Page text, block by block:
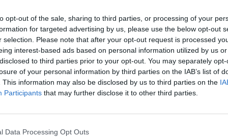
opt-out of the sale, sharing to third parties, or processing of your
for targeted advertising by us, please use the below opt-out
selection. Please note that after your opt-out request is processed
interest-based ads based on personal information utilized by us
to third parties prior to your opt-out. You may separately
of your personal information by third parties on the IAB’s list of
This information may also be disclosed by us to third parties on the
Participants that may further disclose it to other third parties.
Data Processing Opt Outs
δυνατότητες συμμετοχής του κοινού.
ροής ΟΤΤ (Over The Top) channels
κυριαρχούν. Το Youtube με τις
σε όλα τα επίπεδα εξελίσσεται σε
τηλεοπτικών σταθμών
να προσαρμοστούν στη νέα
χωρίς διαχωριστικές γραμμές,